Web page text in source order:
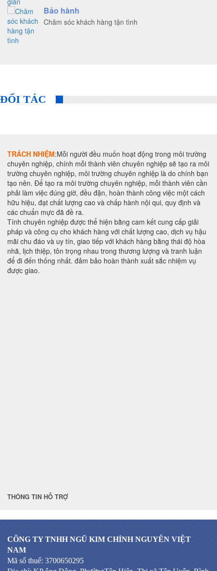
Bảo hành
Chăm sóc khách hàng tận tình
ĐỐI TÁC
TRÁCH NHIỆM:Mỗi người đều muốn hoạt động trong môi trường
chuyên nghiệp, chính mỗi thành viên chuyên nghiệp sẽ tạo ra môi
trường chuyên nghiệp, môi trường chuyên nghiệp là do chính bạn
tạo nên. Để tạo ra môi trường chuyên nghiệp, mỗi thành viên cần
phải làm việc đúng giờ, đều đặn, hoàn thành công việc một cách
hữu hiệu, đạt chất lượng cao và chấp hành nội qui, quy định và
các chuẩn mực đã đề ra.
Tính chuyên nghiệp được thể hiện bằng cam kết cung cấp giải
pháp và công cụ cho khách hàng với chất lượng cao, dịch vụ hậu
mãi chu đáo và uy tín, giao tiếp với khách hàng bằng thái độ hòa
nhã, lịch thiệp, tôn trọng nhau trong thương lượng và tranh luận
để đi đến thống nhất. đảm bảo hoàn thành xuất sắc nhiệm vụ
được giao.
THÔNG TIN HỖ TRỢ
CÔNG TY TNHH NGŨ KIM CHÍNH NGUYÊN VIỆT
NAM
Mã số thuế: 3700650295